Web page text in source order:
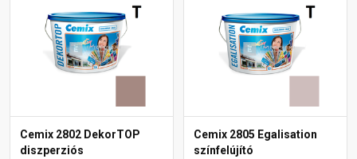
Cemix 2802 DekorTOP
diszperziós
Cemix 2805 Egalisation
színfelújító